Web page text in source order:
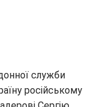
служби
російському